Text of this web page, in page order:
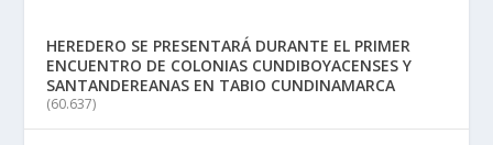
HEREDERO SE PRESENTARÁ DURANTE EL PRIMER
ENCUENTRO DE COLONIAS CUNDIBOYACENSES Y
SANTANDEREANAS EN TABIO CUNDINAMARCA
(60.637)